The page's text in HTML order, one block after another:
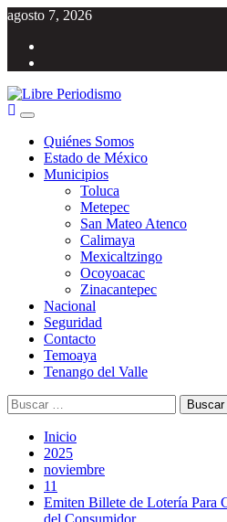
Saltar
contenido
agosto 7, 2026
Menú
principal
Quiénes Somos
Estado de México
Municipios
Toluca
Metepec
San Mateo Atenco
Calimaya
Mexicaltzingo
Ocoyoacac
Zinacantepec
Nacional
Seguridad
Contacto
Temoaya
Tenango del Valle
Buscar:
Inicio
2025
noviembre
11
Emiten Billete de Lotería Para
del Consumidor